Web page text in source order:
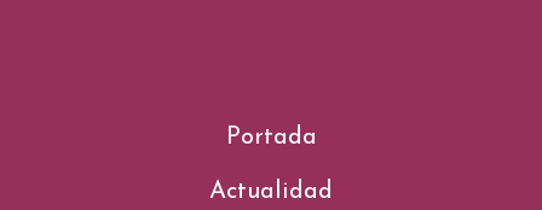
Portada
Actualidad